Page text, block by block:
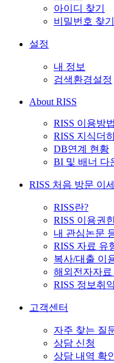
아이디 찾기
비밀번호 찾기
설정
내 정보
검색환경설정
About RISS
RISS 이용방법
RISS 지식더
DB연계 현황
BI 및 배너 다
RISS 처음 방문 이
RISS란?
RISS 이용권
내 관심논문
RISS 자료 유
복사/대출 이
해외전자자료
RISS 정보취
고객센터
자주 찾는 질
상담 신청
상담 내역 확